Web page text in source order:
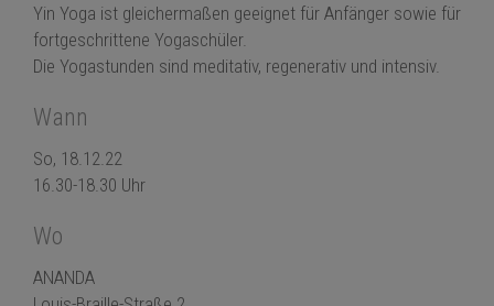
Yin Yoga ist gleichermaßen geeignet für Anfänger sowie für
fortgeschrittene Yogaschüler.
Die Yogastunden sind meditativ, regenerativ und intensiv.
Wann
So, 18.12.22
16.30-18.30 Uhr
Wo
ANANDA